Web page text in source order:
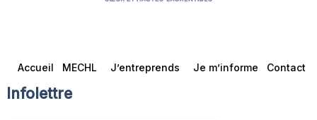
Accueil MECHL J’entreprends Je m’informe Contact
Infolettre